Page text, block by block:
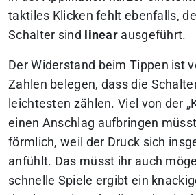
taktiles Klicken fehlt ebenfalls,
Schalter sind linear ausgeführt.
Der Widerstand beim Tippen ist
Zahlen belegen, dass die
leichtesten zählen. Viel von der
einen Anschlag aufbringen
förmlich, weil der Druck sich
anfühlt. Das müsst ihr auch
schnelle Spiele ergibt ein